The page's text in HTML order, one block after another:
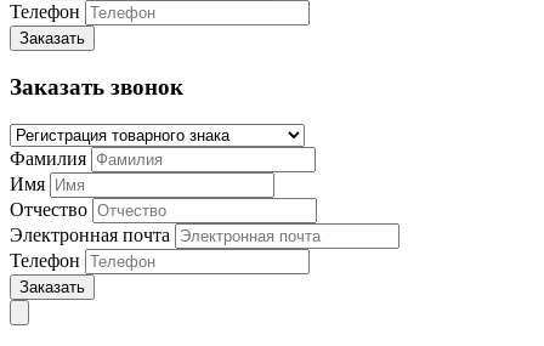
Телефон
Заказать
Заказать звонок
Фамилия
Имя
Отчество
Электронная почта
Телефон
Заказать